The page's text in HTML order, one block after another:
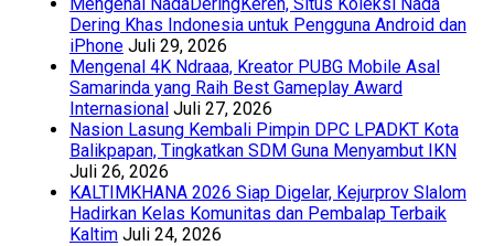
Dering Khas Indonesia untuk Pengguna Android dan
iPhone Juli 29, 2026
Mengenal 4K Ndraaa, Kreator PUBG Mobile Asal
Samarinda yang Raih Best Gameplay Award
Internasional Juli 27, 2026
Nasion Lasung Kembali Pimpin DPC LPADKT Kota
Balikpapan, Tingkatkan SDM Guna Menyambut IKN
Juli 26, 2026
KALTIMKHANA 2026 Siap Digelar, Kejurprov Slalom
Hadirkan Kelas Komunitas dan Pembalap Terbaik
Kaltim Juli 24, 2026